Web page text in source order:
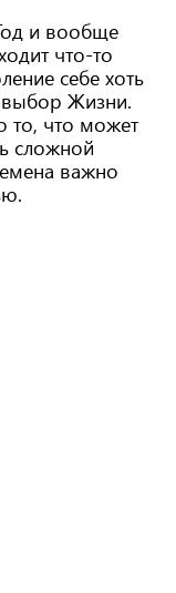
и вообще
что-то
себе хоть
выбор Жизни.
то, что может
сложной
важно